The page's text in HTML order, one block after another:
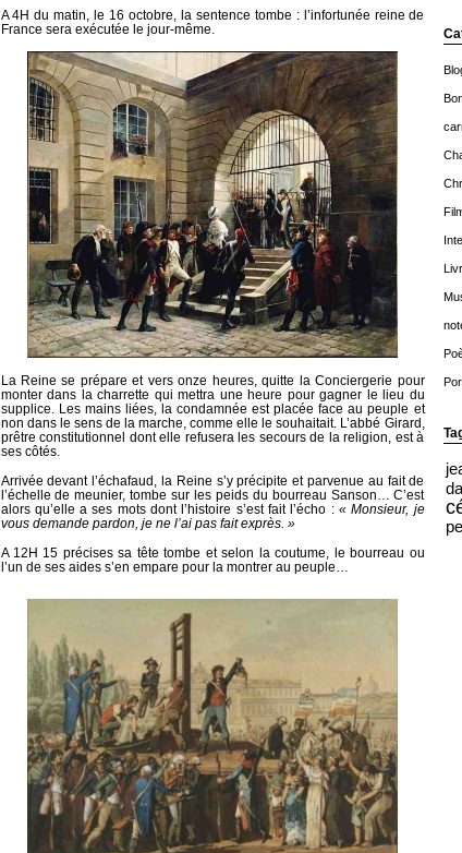
A 4H du matin, le 16 octobre, la sentence tombe : l’infortunée reine de
France sera exécutée le jour-même.
La Reine se prépare et vers onze heures, quitte la Conciergerie pour
monter dans la charrette qui mettra une heure pour gagner le lieu du
supplice. Les mains liées, la condamnée est placée face au peuple et
non dans le sens de la marche, comme elle le souhaitait. L’abbé Girard,
prêtre constitutionnel dont elle refusera les secours de la religion, est à
ses côtés.
Arrivée devant l’échafaud, la Reine s’y précipite et parvenue au fait de
l’échelle de meunier, tombe sur les peids du bourreau Sanson… C’est
alors qu’elle a ses mots dont l’histoire s’est fait l’écho : « Monsieur, je
vous demande pardon, je ne l’ai pas fait exprès. »
A 12H 15 précises sa tête tombe et selon la coutume, le bourreau ou
l’un de ses aides s’en empare pour la montrer au peuple…